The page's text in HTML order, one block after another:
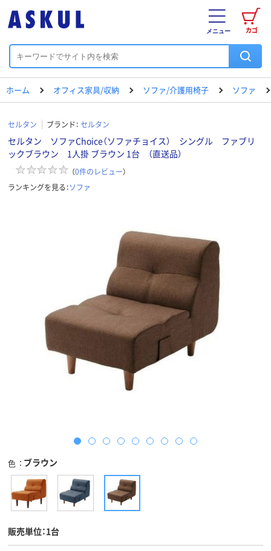
カゴ
メニュー
ホーム オフィス家具/収納 ソファ/介護用椅子 ソファ
セルタン ブランド： セルタン
セルタン ソファChoice（ソファチョイス） シングル ファブリ
ックブラウン 1人掛 ブラウン 1台 （直送品）
（0件のレビュー）
ランキングを見る：ソファ
色 ブラウン
販売単位：1台